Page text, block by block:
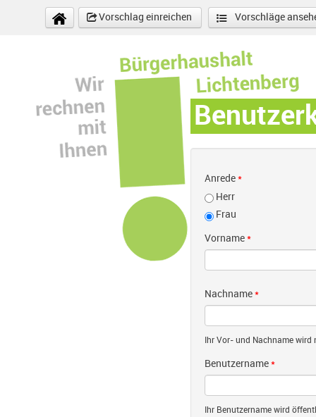
Direkt zum Inhalt
Vorschlag einreichen
Vorschläge
Anrede *
Herr
Frau
Vorname *
Nachname *
Ihr Vor- und Nachname
Benutzername *
Ihr Benutzername wird